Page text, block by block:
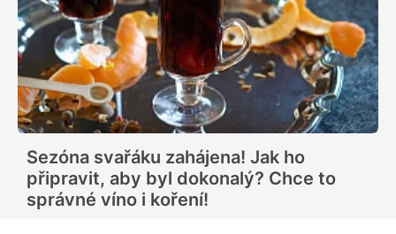
Sezóna svařáku zahájena! Jak ho
připravit, aby byl dokonalý? Chce to
správné víno i koření!